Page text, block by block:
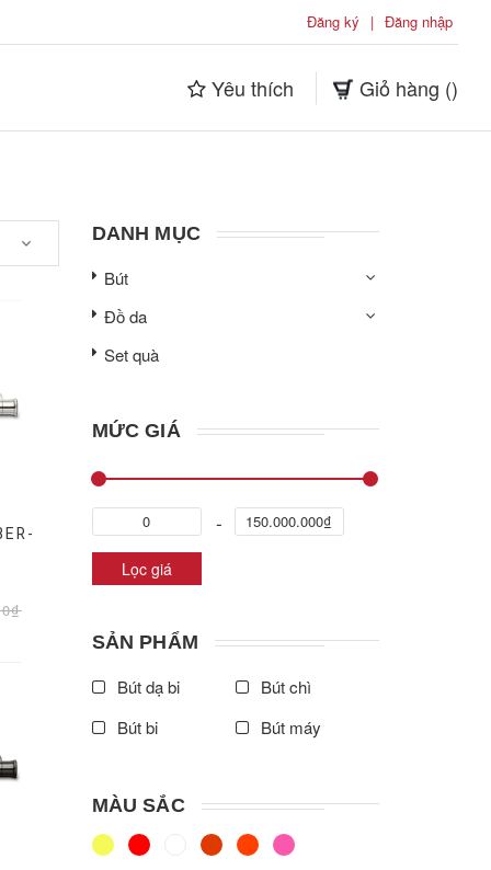
Đăng ký | Đăng nhập
Yêu thích Giỏ hàng ()
DANH MỤC
Bút
Đồ da
Set quà
MỨC GIÁ
Lọc giá
SẢN PHẨM
Bút dạ bi
Bút chì
Bút bi
Bút máy
MÀU SẮC